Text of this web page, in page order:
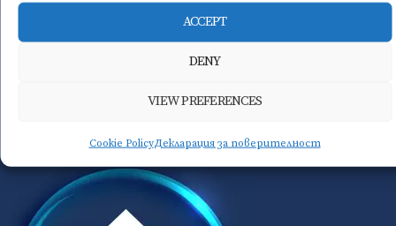
ACCEPT
DENY
VIEW PREFERENCES
Cookie PolicyДекларация за поверителност